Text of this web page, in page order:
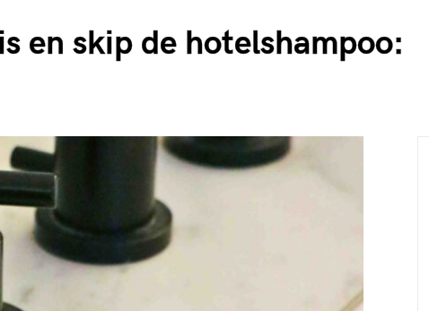
en skip de hotelshampoo: